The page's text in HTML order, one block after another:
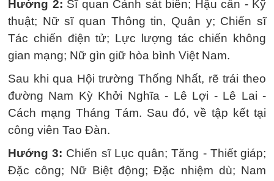
Hướng 2: Sĩ quan Cảnh sát biển; Hậu cần - Kỹ
thuật; Nữ sĩ quan Thông tin, Quân y; Chiến sĩ
Tác chiến điện tử; Lực lượng tác chiến không
gian mạng; Nữ gìn giữ hòa bình Việt Nam.
Sau khi qua Hội trường Thống Nhất, rẽ trái theo
đường Nam Kỳ Khởi Nghĩa - Lê Lợi - Lê Lai -
Cách mạng Tháng Tám. Sau đó, về tập kết tại
công viên Tao Đàn.
Hướng 3: Chiến sĩ Lục quân; Tăng - Thiết giáp;
Đặc công; Nữ Biệt động; Đặc nhiệm dù; Nam